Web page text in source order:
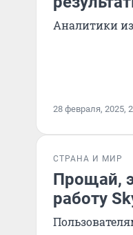
Аналитики
28 февраля, 2025,
СТРАНА И МИР
Прощай,
работу